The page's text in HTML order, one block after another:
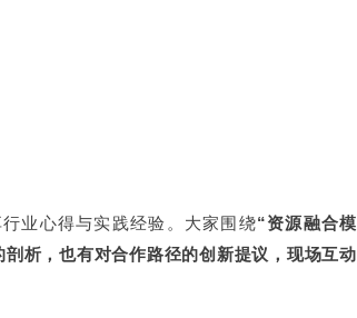
业心得与实践经验。大家围绕“资源融合模
析，也有对合作路径的创新提议，现场互动